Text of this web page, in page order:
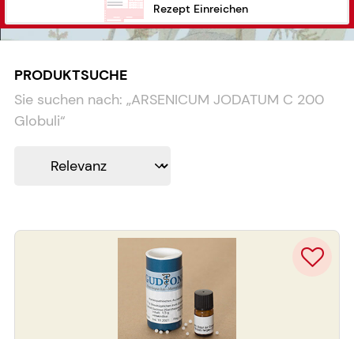
Rezept Einreichen
PRODUKTSUCHE
Sie suchen nach: „ARSENICUM JODATUM C 200
Globuli“